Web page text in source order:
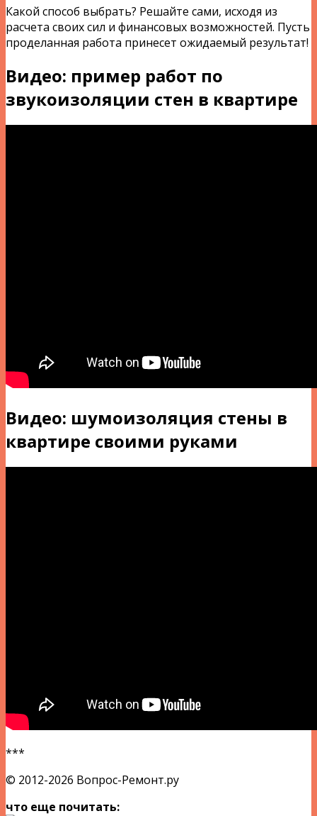
Какой способ выбрать? Решайте сами, исходя из
расчета своих сил и финансовых возможностей. Пусть
проделанная работа принесет ожидаемый результат!
Видео: пример работ по
звукоизоляции стен в квартире
Видео: шумоизоляция стены в
квартире своими руками
***
© 2012-2026 Вопрос-Ремонт.ру
что еще почитать: